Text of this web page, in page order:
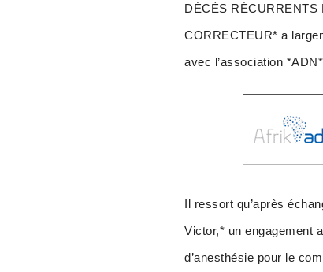
DÉCÈS
CORRECTEUR* a
avec l’association
Il ressort qu’après
Victor,* un engagement
d’anesthésie pour le